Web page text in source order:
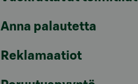
Anna palautetta
Reklamaatiot